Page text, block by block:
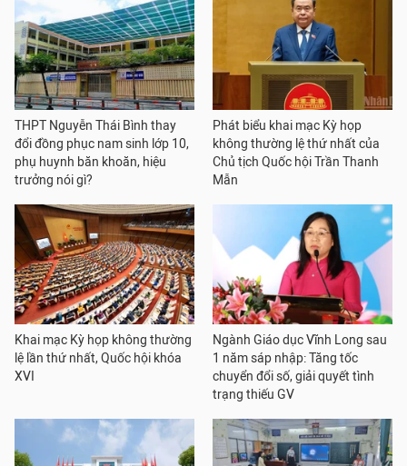
THPT Nguyễn Thái Bình thay
đổi đồng phục nam sinh lớp 10,
phụ huynh băn khoăn, hiệu
trưởng nói gì?
Phát biểu khai mạc Kỳ họp
không thường lệ thứ nhất của
Chủ tịch Quốc hội Trần Thanh
Mẫn
Khai mạc Kỳ họp không thường
lệ lần thứ nhất, Quốc hội khóa
XVI
Ngành Giáo dục Vĩnh Long sau
1 năm sáp nhập: Tăng tốc
chuyển đổi số, giải quyết tình
trạng thiếu GV